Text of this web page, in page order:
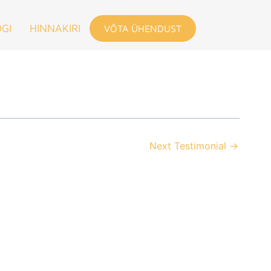
HINNAKIRI VÕTA ÜHENDUST
Next Testimonial →